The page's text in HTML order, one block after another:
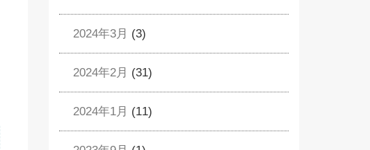
2024年3月 (3)
2024年2月 (31)
2024年1月 (11)